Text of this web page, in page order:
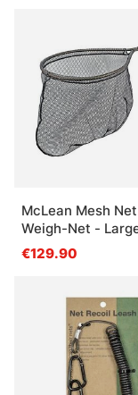
McLean Mesh Net
Weigh-Net -
(M110)
€129.90